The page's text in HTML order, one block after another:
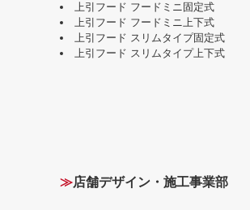
上引フード フードミニ固定式
上引フード フードミニ上下式
上引フード スリムタイプ固定式
上引フード スリムタイプ上下式
≫店舗デザイン・施工事業部